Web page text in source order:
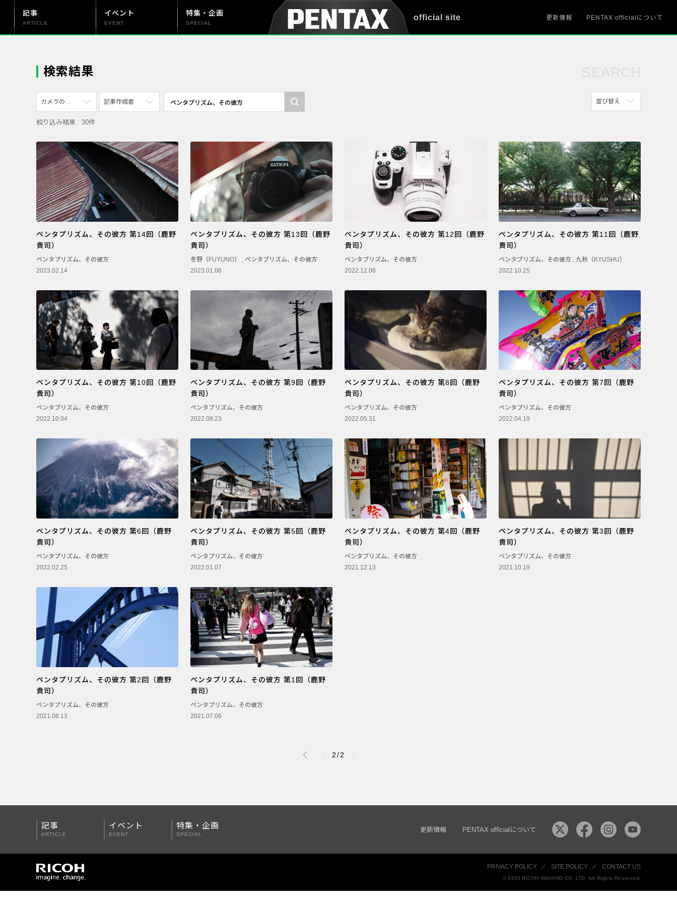
official site
記事
ARTICLE
イベント
EVENT
特集・企画
SPECIAL
更新情報 PENTAX officialについて
検索結果
カメラの機種
すべて
PENTAX K-70
PENTAX KF
PENTAX K-1
PENTAX K-3 Mark III Monochrome
PENTAX 17
PENTAX Qシリーズ
PENTAX K-3 Mark III
PENTAX KP
PENTAX 645Z
記事作成者
写真家
漫画家
並び替え
参考にした人の多い順
アクセスが多い順
絞り込み結果 : 30件
ペンタプリズム、その彼方 第14回（鹿野
貴司）
ペンタプリズム、その彼方
2023.02.14
ペンタプリズム、その彼方 第13回（鹿野
貴司）
冬野（FUYUNO）
ペンタプリズム、その彼方
2023.01.06
ペンタプリズム、その彼方 第12回（鹿野
貴司）
ペンタプリズム、その彼方
2022.12.06
ペンタプリズム、その彼方 第11回（鹿野
貴司）
ペンタプリズム、その彼方
九秋（KYUSHU）
2022.10.25
ペンタプリズム、その彼方 第10回（鹿野
貴司）
ペンタプリズム、その彼方
2022.10.04
ペンタプリズム、その彼方 第9回（鹿野
貴司）
ペンタプリズム、その彼方
2022.08.23
ペンタプリズム、その彼方 第8回（鹿野
貴司）
ペンタプリズム、その彼方
2022.05.31
ペンタプリズム、その彼方 第7回（鹿野
貴司）
ペンタプリズム、その彼方
2022.04.19
ペンタプリズム、その彼方 第6回（鹿野
貴司）
ペンタプリズム、その彼方
2022.02.25
ペンタプリズム、その彼方 第5回（鹿野
貴司）
ペンタプリズム、その彼方
2022.01.07
ペンタプリズム、その彼方 第4回（鹿野
貴司）
ペンタプリズム、その彼方
2021.12.13
ペンタプリズム、その彼方 第3回（鹿野
貴司）
ペンタプリズム、その彼方
2021.10.19
ペンタプリズム、その彼方 第2回（鹿野
貴司）
ペンタプリズム、その彼方
2021.08.13
ペンタプリズム、その彼方 第1回（鹿野
貴司）
ペンタプリズム、その彼方
2021.07.06
2/2
記事
ARTICLE
イベント
EVENT
特集・企画
SPECIAL
更新情報 PENTAX officialについて
PRIVACY POLICY SITE POLICY CONTACT US
© 2019 RICOH IMAGING CO, LTD. All Rights Reserved.